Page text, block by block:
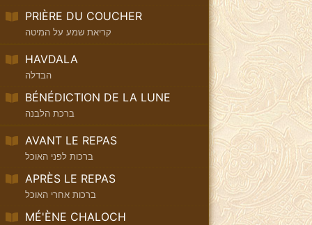
PRIÈRE DU COUCHER
קריאת שמע על המיטה
HAVDALA
הבדלה
BÉNÉDICTION DE LA LUNE
ברכת הלבנה
AVANT LE REPAS
ברכות לפני האוכל
APRÈS LE REPAS
ברכות אחרי האוכל
MÉ'ÈNE CHALOCH